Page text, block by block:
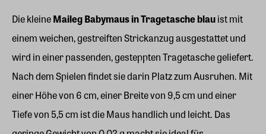
Die kleineMaileg Babymaus in Tragetascheblauist mit
einem weichen, gestreiften Strickanzug ausgestattet und
wird in einer passenden, gesteppten Tragetasche geliefert.
Nach dem Spielen findet sie darin Platz zum Ausruhen. Mit
einer Höhe von 6 cm, einer Breite von 9,5 cm und einer
Tiefe von 5,5 cm ist die Maus handlich und leicht. Das